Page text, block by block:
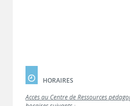
HORAIRES
Accès au Centre de Ressources